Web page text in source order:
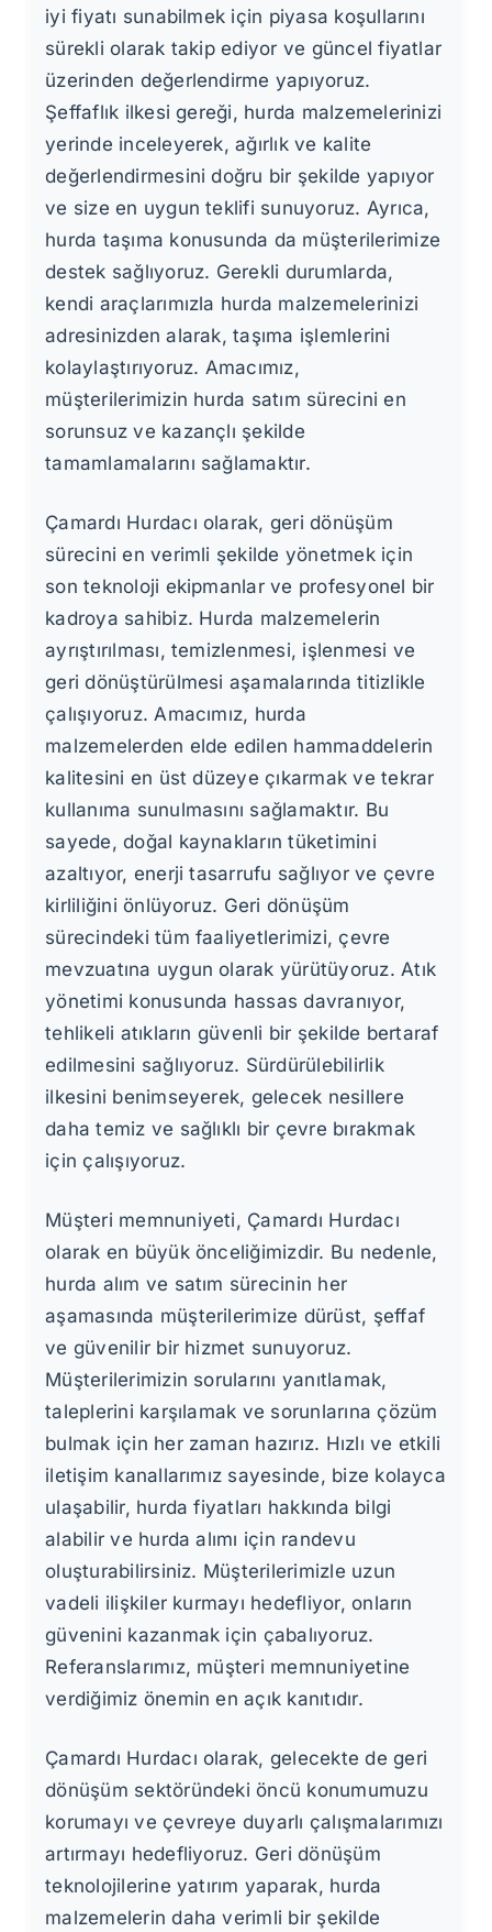
iyi fiyatı sunabilmek için piyasa koşullarını
sürekli olarak takip ediyor ve güncel fiyatlar
üzerinden değerlendirme yapıyoruz.
Şeffaflık ilkesi gereği, hurda malzemelerinizi
yerinde inceleyerek, ağırlık ve kalite
değerlendirmesini doğru bir şekilde yapıyor
ve size en uygun teklifi sunuyoruz. Ayrıca,
hurda taşıma konusunda da müşterilerimize
destek sağlıyoruz. Gerekli durumlarda,
kendi araçlarımızla hurda malzemelerinizi
adresinizden alarak, taşıma işlemlerini
kolaylaştırıyoruz. Amacımız,
müşterilerimizin hurda satım sürecini en
sorunsuz ve kazançlı şekilde
tamamlamalarını sağlamaktır.
Çamardı Hurdacı olarak, geri dönüşüm
sürecini en verimli şekilde yönetmek için
son teknoloji ekipmanlar ve profesyonel bir
kadroya sahibiz. Hurda malzemelerin
ayrıştırılması, temizlenmesi, işlenmesi ve
geri dönüştürülmesi aşamalarında titizlikle
çalışıyoruz. Amacımız, hurda
malzemelerden elde edilen hammaddelerin
kalitesini en üst düzeye çıkarmak ve tekrar
kullanıma sunulmasını sağlamaktır. Bu
sayede, doğal kaynakların tüketimini
azaltıyor, enerji tasarrufu sağlıyor ve çevre
kirliliğini önlüyoruz. Geri dönüşüm
sürecindeki tüm faaliyetlerimizi, çevre
mevzuatına uygun olarak yürütüyoruz. Atık
yönetimi konusunda hassas davranıyor,
tehlikeli atıkların güvenli bir şekilde bertaraf
edilmesini sağlıyoruz. Sürdürülebilirlik
ilkesini benimseyerek, gelecek nesillere
daha temiz ve sağlıklı bir çevre bırakmak
için çalışıyoruz.
Müşteri memnuniyeti, Çamardı Hurdacı
olarak en büyük önceliğimizdir. Bu nedenle,
hurda alım ve satım sürecinin her
aşamasında müşterilerimize dürüst, şeffaf
ve güvenilir bir hizmet sunuyoruz.
Müşterilerimizin sorularını yanıtlamak,
taleplerini karşılamak ve sorunlarına çözüm
bulmak için her zaman hazırız. Hızlı ve etkili
iletişim kanallarımız sayesinde, bize kolayca
ulaşabilir, hurda fiyatları hakkında bilgi
alabilir ve hurda alımı için randevu
oluşturabilirsiniz. Müşterilerimizle uzun
vadeli ilişkiler kurmayı hedefliyor, onların
güvenini kazanmak için çabalıyoruz.
Referanslarımız, müşteri memnuniyetine
verdiğimiz önemin en açık kanıtıdır.
Çamardı Hurdacı olarak, gelecekte de geri
dönüşüm sektöründeki öncü konumumuzu
korumayı ve çevreye duyarlı çalışmalarımızı
artırmayı hedefliyoruz. Geri dönüşüm
teknolojilerine yatırım yaparak, hurda
malzemelerin daha verimli bir şekilde